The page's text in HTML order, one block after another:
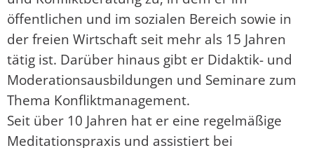
öffentlichen und im sozialen Bereich sowie in
der freien Wirtschaft seit mehr als 15 Jahren
tätig ist. Darüber hinaus gibt er Didaktik- und
Moderationsausbildungen und Seminare zum
Thema Konfliktmanagement.
Seit über 10 Jahren hat er eine regelmäßige
Meditationspraxis und assistiert bei